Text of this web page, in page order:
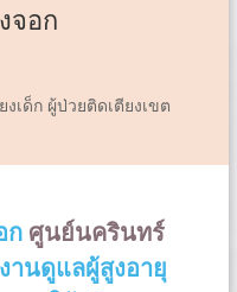
จอก
เด็ก ผู้ป่วยติดเตียงเขต
ก ศูนย์นครินทร์
านดูแลผู้สูงอายุ